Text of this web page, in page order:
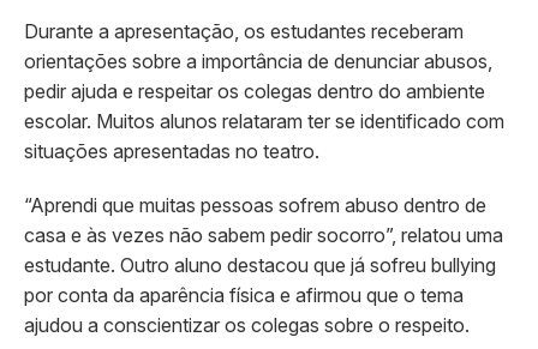
Durante a apresentação, os estudantes receberam
orientações sobre a importância de denunciar abusos,
pedir ajuda e respeitar os colegas dentro do ambiente
escolar. Muitos alunos relataram ter se identificado com
situações apresentadas no teatro.
“Aprendi que muitas pessoas sofrem abuso dentro de
casa e às vezes não sabem pedir socorro”, relatou uma
estudante. Outro aluno destacou que já sofreu bullying
por conta da aparência física e afirmou que o tema
ajudou a conscientizar os colegas sobre o respeito.